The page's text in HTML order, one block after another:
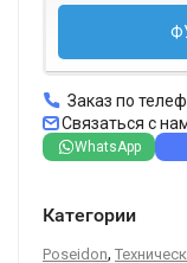
Заказ по
Связаться с
WhatsApp
Категории
Poseidon,